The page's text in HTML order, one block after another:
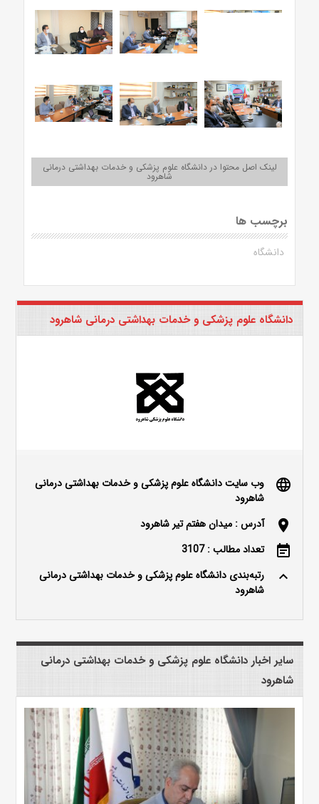
لینک اصل محتوا در دانشگاه علوم پزشکی و خدمات بهداشتی درمانی
شاهرود
برچسب ها
دانشگاه
دانشگاه علوم پزشکی و خدمات بهداشتی درمانی شاهرود
language
وب سایت دانشگاه علوم پزشکی و خدمات بهداشتی درمانی
شاهرود
location_on آدرس : میدان هفتم تیر شاهرود
event_note تعداد مطالب : 3107
keyboard_arrow_up
رتبه‌بندی دانشگاه علوم پزشکی و خدمات بهداشتی درمانی
شاهرود
سایر اخبار دانشگاه علوم پزشکی و خدمات بهداشتی درمانی
شاهرود